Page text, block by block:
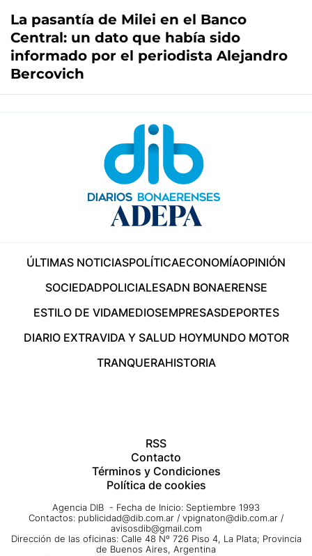
La pasantía de Milei en el Banco
Central: un dato que había sido
informado por el periodista Alejandro
Bercovich
ÚLTIMAS NOTICIASPOLÍTICAECONOMÍAOPINIÓN
SOCIEDADPOLICIALESADN BONAERENSE
ESTILO DE VIDAMEDIOSEMPRESASDEPORTES
DIARIO EXTRAVIDA Y SALUD HOYMUNDO MOTOR
TRANQUERAHISTORIA
RSS
Contacto
Términos y Condiciones
Política de cookies
Agencia DIB - Fecha de Inicio: Septiembre 1993
Contactos: publicidad@dib.com.ar / vpignaton@dib.com.ar /
avisosdib@gmail.com
Dirección de las oficinas: Calle 48 Nº 726 Piso 4, La Plata; Provincia
de Buenos Aires, Argentina